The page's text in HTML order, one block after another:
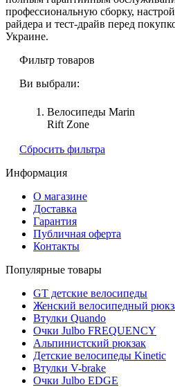
профессиональную сборку,
райдера и тест-драйв перед
Украине.
Фильтр товаров
Ви выбрали:
Велосипеды Marin
Rift Zone
Сбросить фильтра
Информация
О магазине
Доставка
Гарантия
Публичная оферта
Контакты
Популярные товары
GT детские велосипеды
Женский велосипедный
Втулки Quando
Очки Julbo FREQUENCY
Альпинистский рюкзак
Детские велосипеды Kinetic
Втулки V-brake
Очки Julbo EDGE